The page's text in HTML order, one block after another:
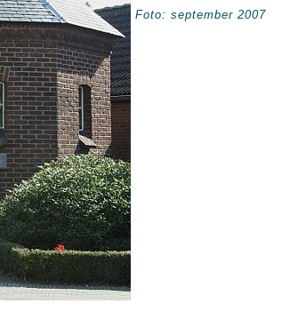
Foto: september 2007